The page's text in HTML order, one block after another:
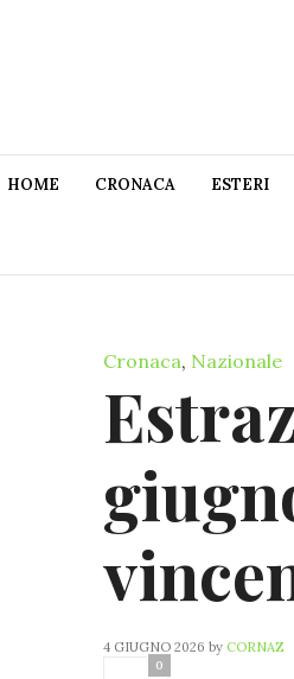
HOME CRONACA ESTERI
Cronaca, Nazionale
4 GIUGNO 2026 by CORNAZ
0